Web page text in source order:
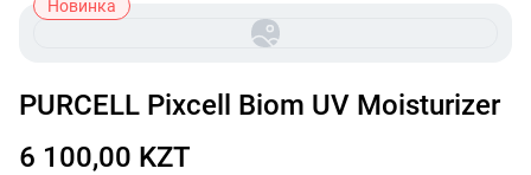
Новинка
PURCELL Pixcell Biom UV Moisturizer
6 100,00 KZT